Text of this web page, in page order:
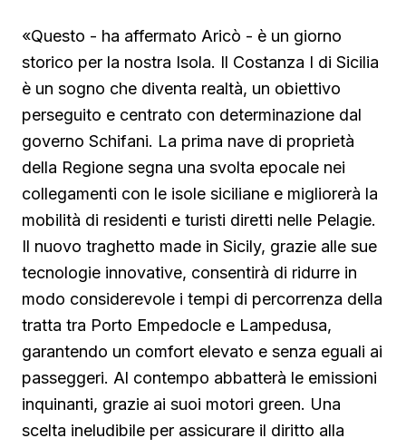
«Questo - ha affermato Aricò - è un giorno
storico per la nostra Isola. Il Costanza I di Sicilia
è un sogno che diventa realtà, un obiettivo
perseguito e centrato con determinazione dal
governo Schifani. La prima nave di proprietà
della Regione segna una svolta epocale nei
collegamenti con le isole siciliane e migliorerà la
mobilità di residenti e turisti diretti nelle Pelagie.
Il nuovo traghetto made in Sicily, grazie alle sue
tecnologie innovative, consentirà di ridurre in
modo considerevole i tempi di percorrenza della
tratta tra Porto Empedocle e Lampedusa,
garantendo un comfort elevato e senza eguali ai
passeggeri. Al contempo abbatterà le emissioni
inquinanti, grazie ai suoi motori green. Una
scelta ineludibile per assicurare il diritto alla